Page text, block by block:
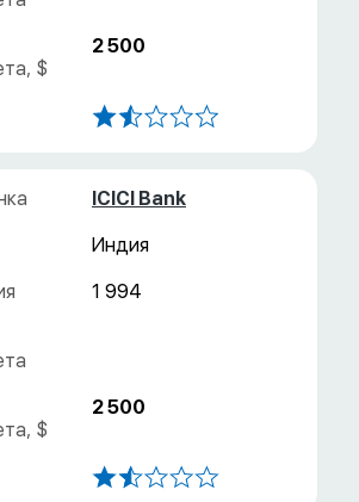
2 500
ICICI Bank
Индия
1 994
2 500